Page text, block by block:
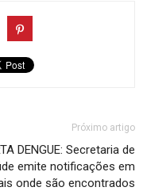
Próximo artigo
DENGUE: Secretaria de
emite notificações em
onde são encontrados